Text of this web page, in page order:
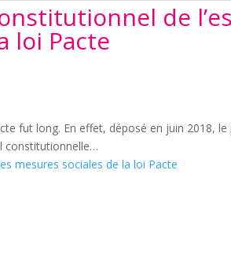
de
loi Pacte
fut long. En effet, déposé en juin 2018,
constitutionnelle…
mesures sociales de la loi Pacte